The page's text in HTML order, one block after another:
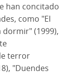
han concitado
como "El
dormir" (1999),
terror
"Duendes